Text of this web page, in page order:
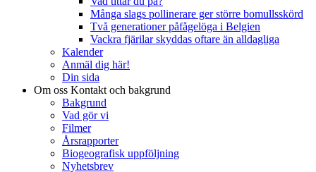
Många slags pollinerare ger större bomullsskörd
Två generationer påfågelöga i Belgien
Vackra fjärilar skyddas oftare än alldagliga
Kalender
Anmäl dig här!
Din sida
Om oss Kontakt och bakgrund
Bakgrund
Vad gör vi
Filmer
Årsrapporter
Biogeografisk uppföljning
Nyhetsbrev